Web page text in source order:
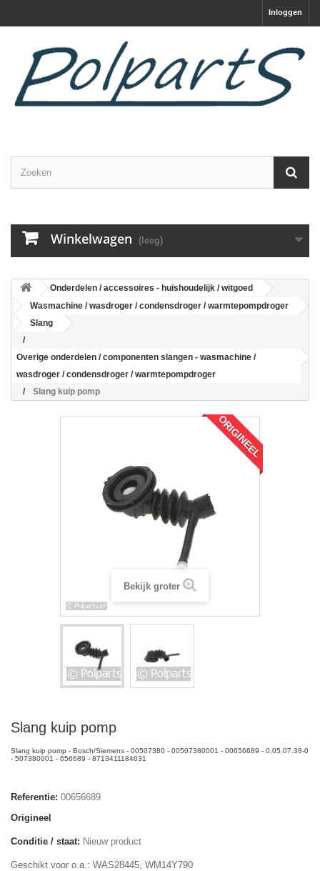
Inloggen
Winkelwagen (leeg)
Onderdelen / accessoires - huishoudelijk / witgoed
Wasmachine / wasdroger / condensdroger / warmtepompdroger
Slang
Overige onderdelen / componenten slangen - wasmachine /
wasdroger / condensdroger / warmtepompdroger
Slang kuip pomp
ORIGINEEL
Bekijk groter
Slang kuip pomp
Slang kuip pomp - Bosch/Siemens - 00507380 - 00507380001 - 00656689 - 0.05.07.38-0
- 507380001 - 656689 - 8713411184031
Referentie: 00656689
Origineel
Conditie / staat: Nieuw product
Geschikt voor o.a.: WAS28445, WM14Y790